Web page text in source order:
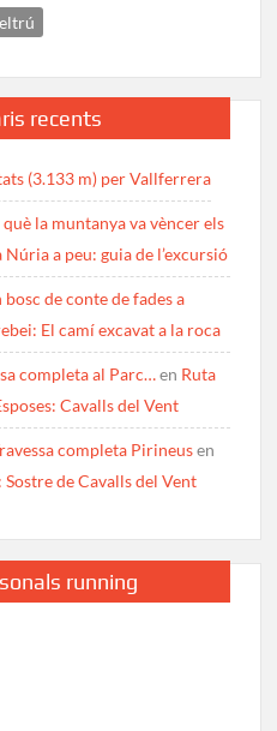
recents
(3.133 m) per Vallferrera
la muntanya va vèncer els
Núria a peu: guia de l’excursió
de conte de fades a
El camí excavat a la roca
completa al Parc…en Ruta
Cavalls del Vent
completa Pirineusen
Sostre de Cavalls del Vent
running